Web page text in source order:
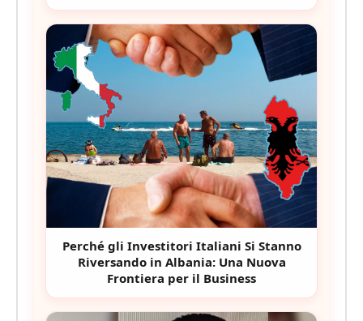
Perché gli Investitori Italiani Si Stanno
Riversando in Albania: Una Nuova
Frontiera per il Business